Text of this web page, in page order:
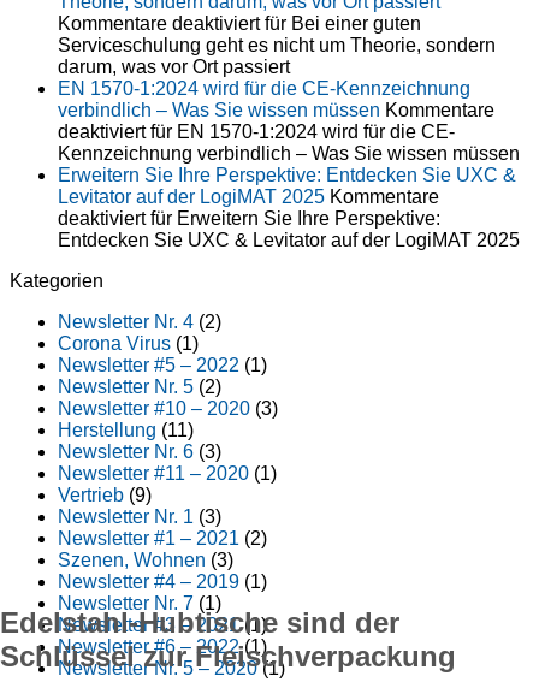
Edelstahl-Hubtische sind der
Schlüssel zur Fleischverpackung
Kommentare deaktiviertfür Bei einer guten
Serviceschulung geht es nicht um Theorie, sondern
darum, was vor Ort passiert
EN 1570-1:2024 wird für die CE-Kennzeichnung
verbindlich – Was Sie wissen müssen Kommentare
deaktiviertfür EN 1570-1:2024 wird für die CE-
Kennzeichnung verbindlich – Was Sie wissen müssen
Erweitern Sie Ihre Perspektive: Entdecken Sie UXC &
Levitator auf der LogiMAT 2025 Kommentare
deaktiviertfür Erweitern Sie Ihre Perspektive:
Entdecken Sie UXC & Levitator auf der LogiMAT 2025
Kategorien
Newsletter Nr. 4 (2)
Corona Virus (1)
Newsletter #5 – 2022 (1)
Newsletter Nr. 5 (2)
Newsletter #10 – 2020 (3)
Herstellung (11)
Newsletter Nr. 6 (3)
Newsletter #11 – 2020 (1)
Vertrieb (9)
Newsletter Nr. 1 (3)
Newsletter #1 – 2021 (2)
Szenen, Wohnen (3)
Newsletter #4 – 2019 (1)
Newsletter Nr. 7 (1)
Newsletter #3 – 2021(1)
Newsletter #6 – 2022(1)
Newsletter Nr. 5 – 2020(1)